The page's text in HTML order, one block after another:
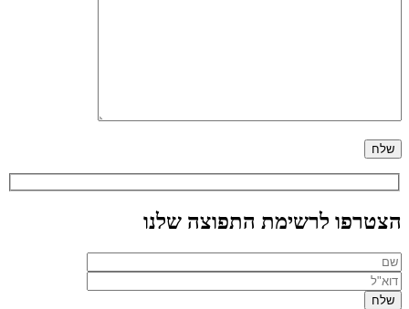
הצטרפו לרשימת התפוצה שלנו